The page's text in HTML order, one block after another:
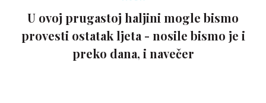
U ovoj prugastoj haljini mogle bismo
provesti ostatak ljeta - nosile bismo je i
preko dana, i navečer